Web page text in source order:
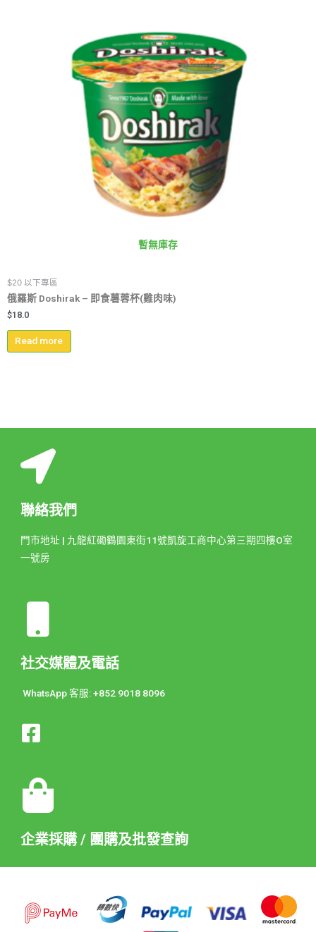
暫無庫存
$20 以下專區
俄羅斯 Doshirak – 即食薯蓉杯(雞肉味)
$18.0
Read more
聯絡我們
門市地址 | 九龍紅磡鶴園東街11號凱旋工商中心第三期四樓O室
一號房
社交媒體及電話
WhatsApp 客服: +852 9018 8096
企業採購 / 團購及批發查詢